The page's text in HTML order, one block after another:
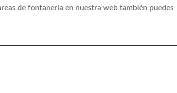
de fontanería en nuestra web también puedes